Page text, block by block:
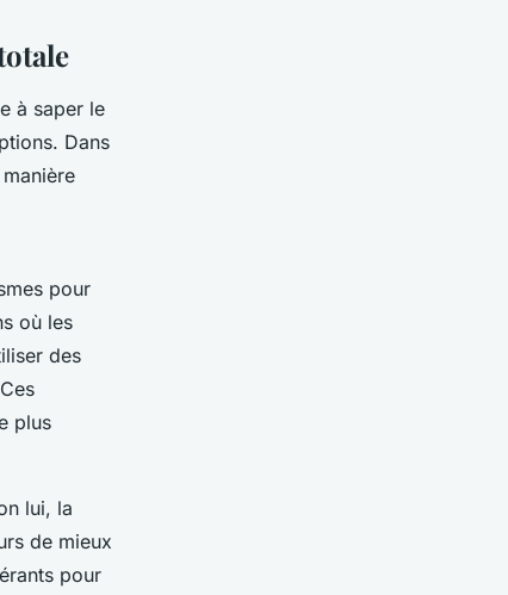
à saper le
Dans
pour
où les
des
plus
lui, la
de mieux
pour